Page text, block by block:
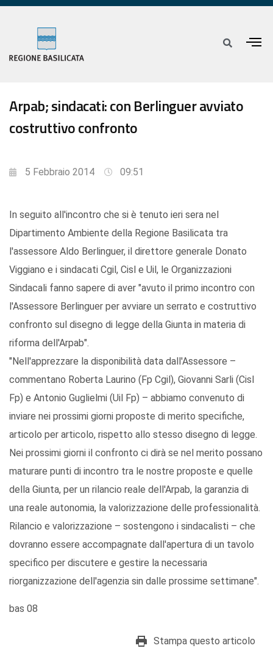
Arpab; sindacati: con Berlinguer avviato
costruttivo confronto
5 Febbraio 2014 09:51
In seguito all'incontro che si è tenuto ieri sera nel
Dipartimento Ambiente della Regione Basilicata tra
l'assessore Aldo Berlinguer, il direttore generale Donato
Viggiano e i sindacati Cgil, Cisl e Uil, le Organizzazioni
Sindacali fanno sapere di aver "avuto il primo incontro con
l'Assessore Berlinguer per avviare un serrato e costruttivo
confronto sul disegno di legge della Giunta in materia di
riforma dell'Arpab".
"Nell'apprezzare la disponibilità data dall'Assessore –
commentano Roberta Laurino (Fp Cgil), Giovanni Sarli (Cisl
Fp) e Antonio Guglielmi (Uil Fp) – abbiamo convenuto di
inviare nei prossimi giorni proposte di merito specifiche,
articolo per articolo, rispetto allo stesso disegno di legge.
Nei prossimi giorni il confronto ci dirà se nel merito possano
maturare punti di incontro tra le nostre proposte e quelle
della Giunta, per un rilancio reale dell'Arpab, la garanzia di
una reale autonomia, la valorizzazione delle professionalità.
Rilancio e valorizzazione – sostengono i sindacalisti – che
dovranno essere accompagnate dall'apertura di un tavolo
specifico per discutere e gestire la necessaria
riorganizzazione dell'agenzia sin dalle prossime settimane".
bas 08
Stampa questo articolo